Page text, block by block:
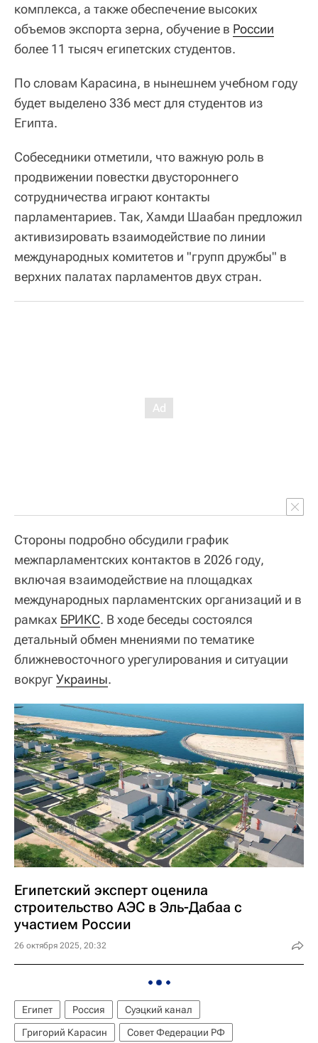
комплекса, а также обеспечение высоких
объемов экспорта зерна, обучение в России
более 11 тысяч египетских студентов.
По словам Карасина, в нынешнем учебном году
будет выделено 336 мест для студентов из
Египта.
Собеседники отметили, что важную роль в
продвижении повестки двустороннего
сотрудничества играют контакты
парламентариев. Так, Хамди Шаабан предложил
активизировать взаимодействие по линии
международных комитетов и "групп дружбы" в
верхних палатах парламентов двух стран.
Стороны подробно обсудили график
межпарламентских контактов в 2026 году,
включая взаимодействие на площадках
международных парламентских организаций и в
рамках БРИКС. В ходе беседы состоялся
детальный обмен мнениями по тематике
ближневосточного урегулирования и ситуации
вокругУкраины.
Египетский эксперт оценила
строительство АЭС в Эль-Дабаа с
участием России
26 октября 2025, 20:32
Египет Россия
Суэцкий канал
Григорий Карасин
Совет Федерации РФ